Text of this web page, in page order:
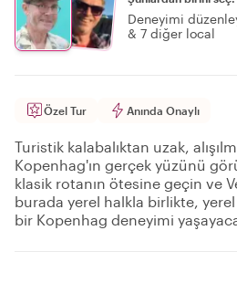
Deneyimi
& 7 diğer local
Özel Tur Anında Onaylı
Turistik kalabalıktan uzak,
Kopenhag'ın gerçek yüzünü
klasik rotanın ötesine geçin ve
burada yerel halkla birlikte,
bir Kopenhag deneyimi